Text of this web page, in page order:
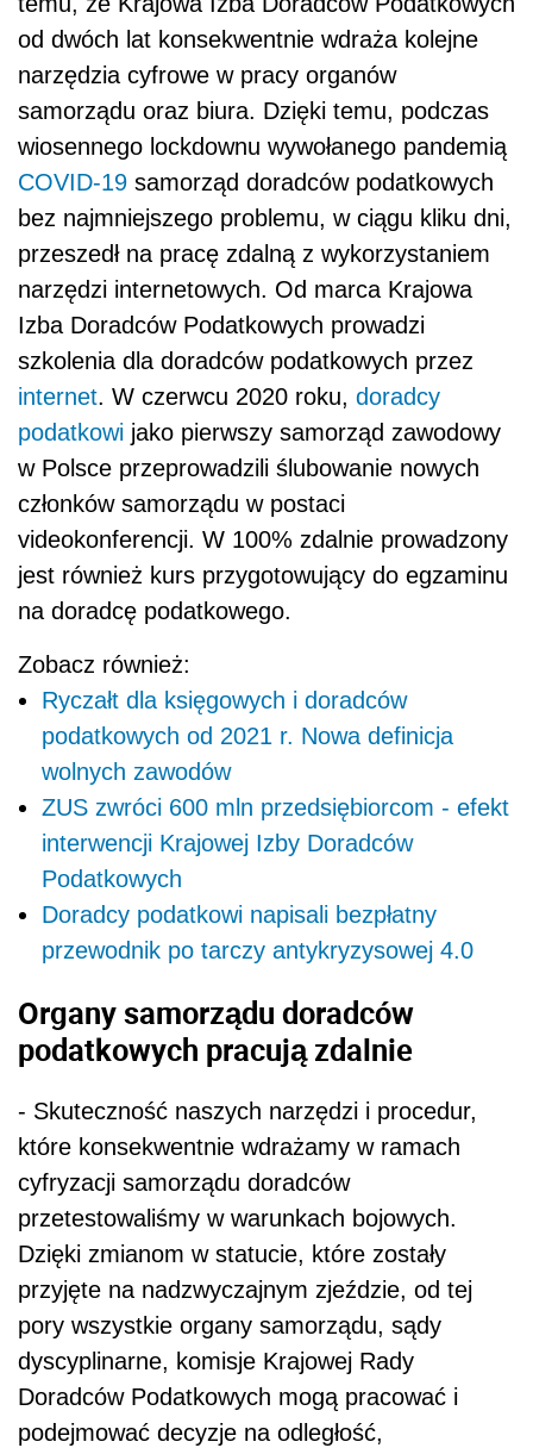
od dwóch lat konsekwentnie wdraża kolejne
narzędzia cyfrowe w pracy organów
samorządu oraz biura. Dzięki temu, podczas
wiosennego lockdownu wywołanego pandemią
COVID-19 samorząd doradców podatkowych
bez najmniejszego problemu, w ciągu kliku dni,
przeszedł na pracę zdalną z wykorzystaniem
narzędzi internetowych. Od marca Krajowa
Izba Doradców Podatkowych prowadzi
szkolenia dla doradców podatkowych przez
internet. W czerwcu 2020 roku, doradcy
podatkowi jako pierwszy samorząd zawodowy
w Polsce przeprowadzili ślubowanie nowych
członków samorządu w postaci
videokonferencji. W 100% zdalnie prowadzony
jest również kurs przygotowujący do egzaminu
na doradcę podatkowego.
Zobacz również:
Ryczałt dla księgowych i doradców
podatkowych od 2021 r. Nowa definicja
wolnych zawodów
ZUS zwróci 600 mln przedsiębiorcom - efekt
interwencji Krajowej Izby Doradców
Podatkowych
Doradcy podatkowi napisali bezpłatny
przewodnik po tarczy antykryzysowej 4.0
Organy samorządu doradców
podatkowych pracują zdalnie
- Skuteczność naszych narzędzi i procedur,
które konsekwentnie wdrażamy w ramach
cyfryzacji samorządu doradców
przetestowaliśmy w warunkach bojowych.
Dzięki zmianom w statucie, które zostały
przyjęte na nadzwyczajnym zjeździe, od tej
pory wszystkie organy samorządu, sądy
dyscyplinarne, komisje Krajowej Rady
Doradców Podatkowych mogą pracować i
podejmować decyzje na odległość,